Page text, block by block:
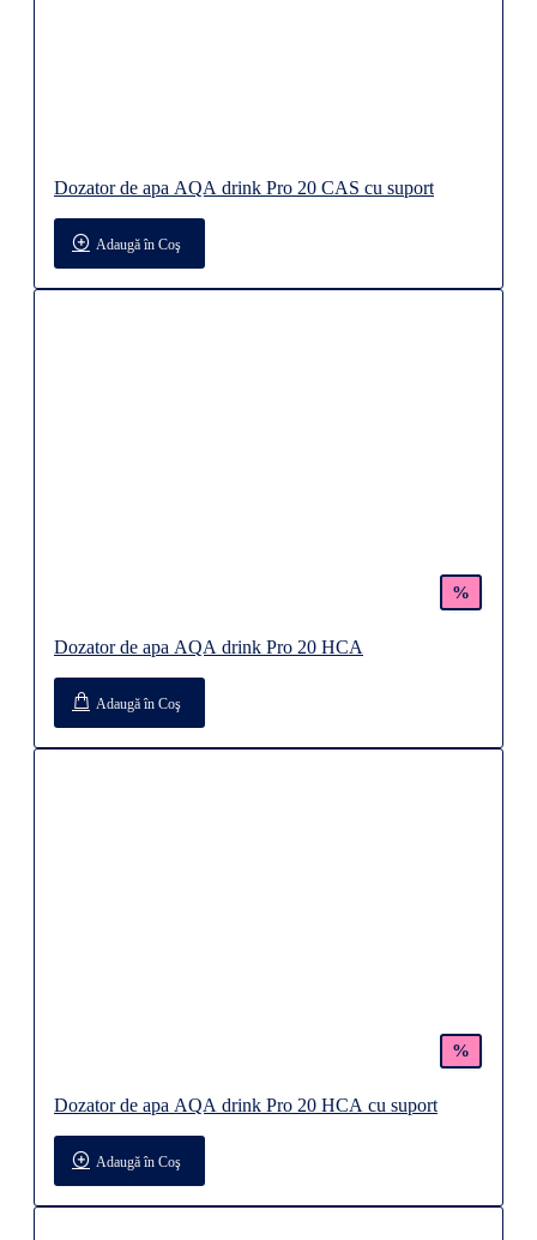
Dozator de apa AQA drink Pro 20 CAS cu suport
Adaugă în Coş
%
Dozator de apa AQA drink Pro 20 HCA
Adaugă în Coş
%
Dozator de apa AQA drink Pro 20 HCA cu suport
Adaugă în Coş